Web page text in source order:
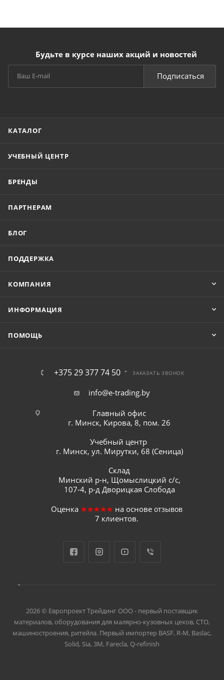
Будьте в курсе наших акций и новостей
Подписаться
КАТАЛОГ
УЧЕБНЫЙ ЦЕНТР
БРЕНДЫ
ПАРТНЕРАМ
БЛОГ
ПОДДЕРЖКА
КОМПАНИЯ
ИНФОРМАЦИЯ
ПОМОЩЬ
+375 29 377 74 50 ЗАКАЗАТЬ ЗВОНОК
info@e-trading.by
Главный офис
г. Минск, Кирова, 8, пом. 26
Учебный центр
г. Минск, ул. Мирутки, 68 (Сеница)
Склад
Минский р-н, Щомыслицкий с/с,
107-4, р-д Дворицкая Слобода
Оценка ★★★★★ на основе отзывов
7 клиентов.
2026 © Европроект Tрейдинг ООО - первый поставщик
материалов, оборудования для малярно-кузовных цехов, СТО,
машиностроения, ритейла. Первый импортер BASF, R-M, Baslac,
Solid, Sia, 3M, Farecla, Q-refinish